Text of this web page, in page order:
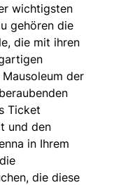
wichtigsten
gehören die
die mit ihren
der
Ticket
und den
in Ihrem
die diese